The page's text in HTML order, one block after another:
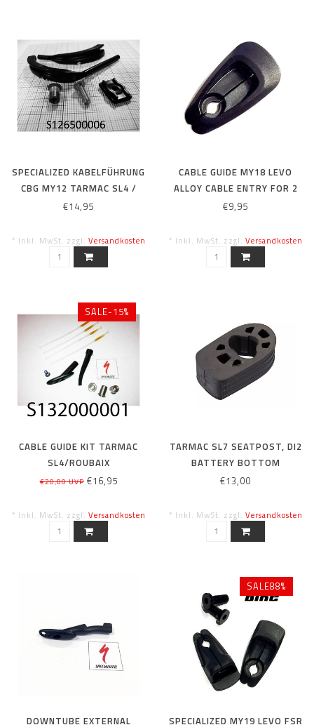
SPECIALIZED KABELFÜHRUNG
CBG MY12 TARMAC SL4 /
ROUBAIX SL4 BB GUIDE/TOP
€14,95
* Inkl. MwSt. zzgl. Versandkosten
CABLE GUIDE MY18 LEVO
ALLOY CABLE ENTRY FOR 2
CABLES
€9,95
* Inkl. MwSt. zzgl. Versandkosten
SALE-15%
CABLE GUIDE KIT TARMAC
SL4/ROUBAIX
SL4/RUBY/CRUX CARBON
€20,00 UVP€16,95
* Inkl. MwSt. zzgl. Versandkosten
TARMAC SL7 SEATPOST, DI2
BATTERY BOTTOM
MOUNTING GROMMET
€13,00
* Inkl. MwSt. zzgl. Versandkosten
DOWNTUBE EXTERNAL
SALE88%
SPECIALIZED MY19 LEVO FSR